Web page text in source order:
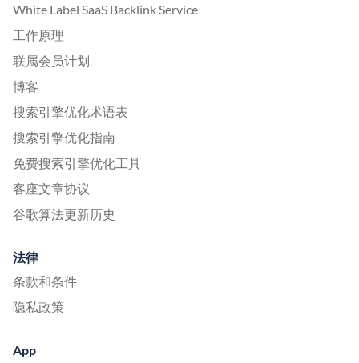
White Label SaaS Backlink Service
工作原理
联属会员计划
博客
搜索引擎优化术语表
搜索引擎优化指南
免费搜索引擎优化工具
客座文章协议
谷歌算法更新历史
法律
条款和条件
隐私政策
App